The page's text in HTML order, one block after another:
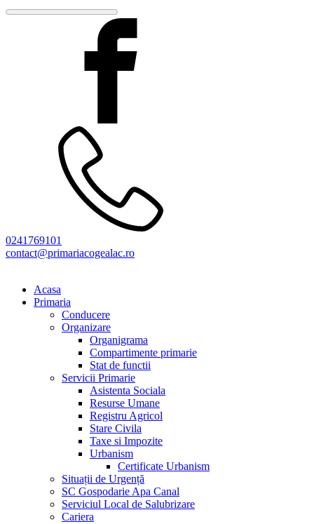
0241769101
contact@primariacogealac.ro
Acasa
Primaria
Conducere
Organizare
Organigrama
Compartimente primarie
Stat de functii
Servicii Primarie
Asistenta Sociala
Resurse Umane
Registru Agricol
Stare Civila
Taxe si Impozite
Urbanism
Certificate Urbanism
Situații de Urgență
SC Gospodarie Apa Canal
Serviciul Local de Salubrizare
Cariera